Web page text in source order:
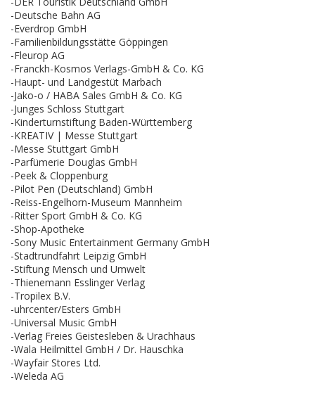
-Deutsche Bahn AG
-Everdrop GmbH
-Familienbildungsstätte Göppingen
-Fleurop AG
-Franckh-Kosmos Verlags-GmbH & Co. KG
-Haupt- und Landgestüt Marbach
-Jako-o / HABA Sales GmbH & Co. KG
-Junges Schloss Stuttgart
-Kinderturnstiftung Baden-Württemberg
-KREATIV | Messe Stuttgart
-Messe Stuttgart GmbH
-Parfümerie Douglas GmbH
-Peek & Cloppenburg
-Pilot Pen (Deutschland) GmbH
-Reiss-Engelhorn-Museum Mannheim
-Ritter Sport GmbH & Co. KG
-Shop-Apotheke
-Sony Music Entertainment Germany GmbH
-Stadtrundfahrt Leipzig GmbH
-Stiftung Mensch und Umwelt
-Thienemann Esslinger Verlag
-Tropilex B.V.
-uhrcenter/Esters GmbH
-Universal Music GmbH
-Verlag Freies Geistesleben & Urachhaus
-Wala Heilmittel GmbH / Dr. Hauschka
-Wayfair Stores Ltd.
-Weleda AG